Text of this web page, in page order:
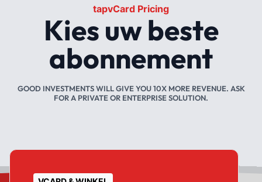
tapvCard Pricing
Kies uw beste
abonnement
GOOD INVESTMENTS WILL GIVE YOU 10X MORE REVENUE. ASK
FOR A PRIVATE OR ENTERPRISE SOLUTION.